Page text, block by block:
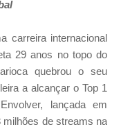
carreira internacional
29 anos no topo do
quebrou o seu
a alcançar o Top 1
lançada em
milhões de streams na